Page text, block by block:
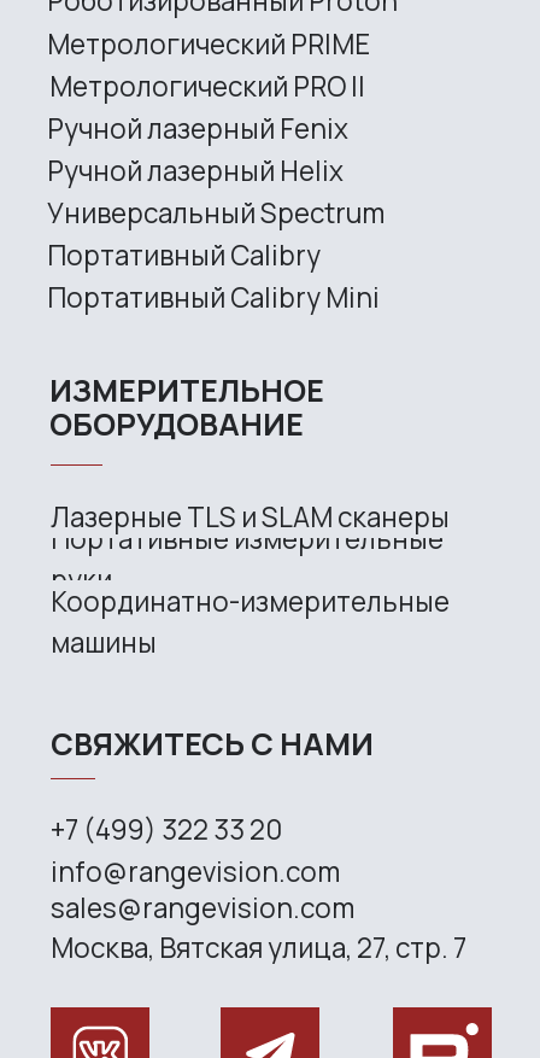
Privacy policy
Copyright © 2026 RangeVision. All
rights reserved.
This is the official website of
sales@rangevision.com
info@rangevision.com
+7 (499) 322 33 20
CONTACT US
Handheld Calibry Mini
Handheld Calibry
Handheld laser Fenix
Metrological PRO II
Metrological PRIME
Robotic Proton
3D SCANNERS
Contacts
News
Company
Support